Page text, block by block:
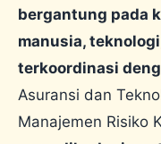
bergantung pada
manusia,
terkoordinasi
Asuransi dan
Manajemen Risiko